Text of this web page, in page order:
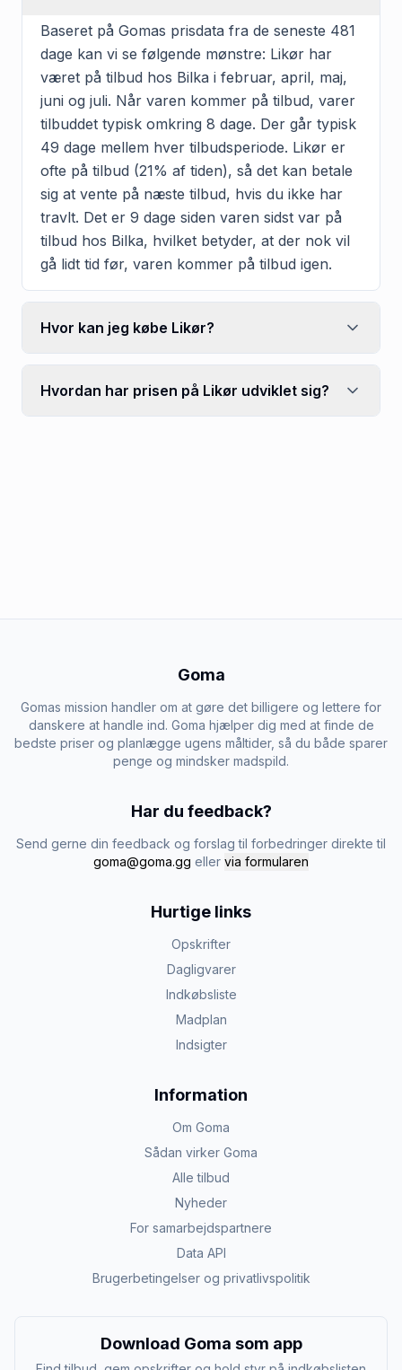
Baseret på Gomas prisdata fra de seneste 481
dage kan vi se følgende mønstre: Likør har
været på tilbud hos Bilka i februar, april, maj,
juni og juli. Når varen kommer på tilbud, varer
tilbuddet typisk omkring 8 dage. Der går typisk
49 dage mellem hver tilbudsperiode. Likør er
ofte på tilbud (21% af tiden), så det kan betale
sig at vente på næste tilbud, hvis du ikke har
travlt. Det er 9 dage siden varen sidst var på
tilbud hos Bilka, hvilket betyder, at der nok vil
gå lidt tid før, varen kommer på tilbud igen.
Hvor kan jeg købe Likør?
Hvordan har prisen på Likør udviklet sig?
Goma
Gomas mission handler om at gøre det billigere og lettere for
danskere at handle ind. Goma hjælper dig med at finde de
bedste priser og planlægge ugens måltider, så du både sparer
penge og mindsker madspild.
Har du feedback?
Send gerne din feedback og forslag til forbedringer direkte til
goma@goma.gg eller via formularen
Hurtige links
Opskrifter
Dagligvarer
Indkøbsliste
Madplan
Indsigter
Information
Om Goma
Sådan virker Goma
Alle tilbud
Nyheder
For samarbejdspartnere
Data API
Brugerbetingelser og privatlivspolitik
Download Goma som app